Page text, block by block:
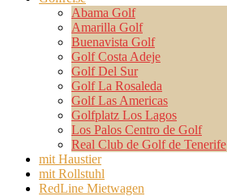
Abama Golf
Amarilla Golf
Buenavista Golf
Golf Costa Adeje
Golf Del Sur
Golf La Rosaleda
Golf Las Americas
Golfplatz Los Lagos
Los Palos Centro de Golf
Real Club de Golf de Tenerife
mit Haustier
mit Rollstuhl
RedLine Mietwagen